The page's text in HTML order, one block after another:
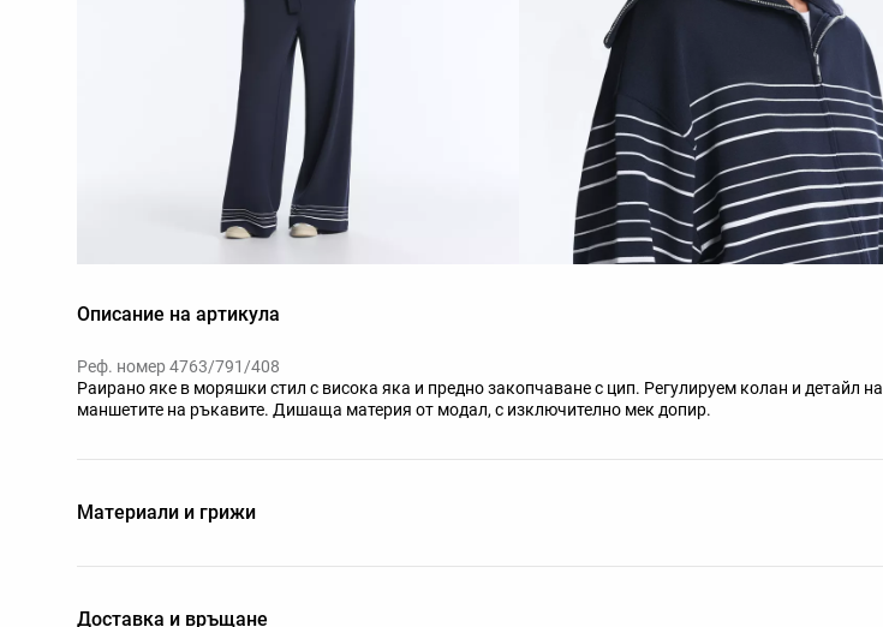
Описание на артикула
Реф. номер 4763/791/408
Раирано яке в моряшки стил с висока яка и предно закопчаване с цип. Регулируем колан и детайл на
маншетите на ръкавите. Дишаща материя от модал, с изключително мек допир.
Материали и грижи
Доставка и връщане